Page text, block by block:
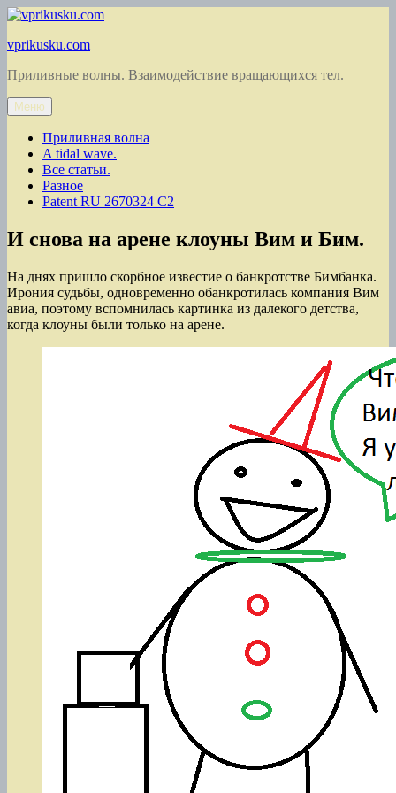
Перейти
содержимому
vprikusku.com
Приливные волны. Взаимодействие вращающихся тел.
Меню
Приливная волна
A tidal wave.
Все статьи.
Разное
Patent RU 2670324 C2
И снова на арене клоуны Вим и Бим.
На днях пришло скорбное известие о банкротстве Бимбанка.
Ирония судьбы, одновременно обанкротилась компания Вим
авиа, поэтому вспомнилась картинка из далекого детства,
когда клоуны были только на арене.